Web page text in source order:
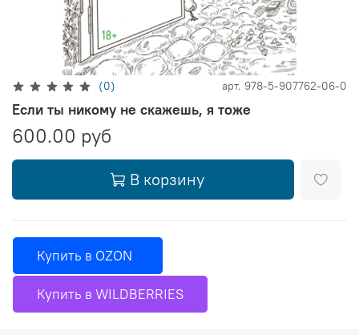
(0) арт. 978-5-907762-06-0
Если ты никому не скажешь, я тоже
600.00 руб
В корзину
Купить в OZON
Купить в WILDBERRIES